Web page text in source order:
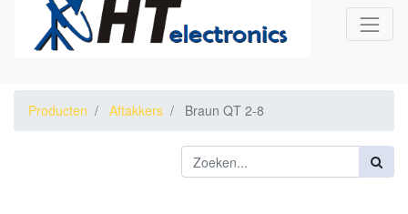
Producten Aftakkers Braun QT 2-8